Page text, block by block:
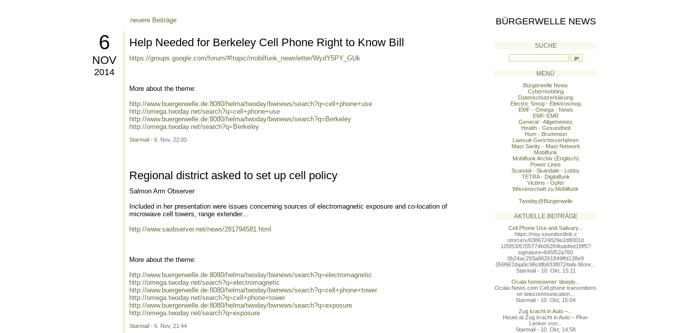
neuere Beiträge
6
NOV
2014
Help Needed for Berkeley Cell Phone Right to Know Bill
https://groups.google.com/forum/#!topic/mobilfunk_newsletter/WydY5PY_GUk
More about the theme:
http://www.buergerwelle.de:8080/helma/twoday/bwnews/search?q=cell+phone+use
http://omega.twoday.net/search?q=cell+phone+use
http://www.buergerwelle.de:8080/helma/twoday/bwnews/search?q=Berkeley
http://omega.twoday.net/search?q=Berkeley
Starmail - 6. Nov, 22:00
Regional district asked to set up cell policy
Salmon Arm Observer
Included in her presentation were issues concerning sources of electromagnetic exposure and co-location of
microwave cell towers, range extender...
http://www.saobserver.net/news/281794581.html
More about the theme:
http://www.buergerwelle.de:8080/helma/twoday/bwnews/search?q=electromagnetic
http://omega.twoday.net/search?q=electromagnetic
http://www.buergerwelle.de:8080/helma/twoday/bwnews/search?q=cell+phone+tower
http://omega.twoday.net/search?q=cell+phone+tower
http://www.buergerwelle.de:8080/helma/twoday/bwnews/search?q=exposure
http://omega.twoday.net/search?q=exposure
Starmail - 6. Nov, 21:44
BÜRGERWELLE NEWS
SUCHE
MENÜ
Bürgerwelle News
Cybermobbing
Datenschutzerklärung
Electric Smog - Elektrosmog
EMF - Omega - News
EMF-EMR
General - Allgemeines
Health - Gesundheit
Hum - Brummton
Lawsuit-Gerichtsverfahren
Mast Sanity - Mast Network
Mobilfunk
Mobilfunk Archiv (Englisch)
Power Lines
Scandal - Skandale - Lobby
TETRA - Digitalfunk
Victims - Opfer
Wissenschaft zu Mobilfunk
Twoday@Bürgerwelle
AKTUELLE BEITRÄGE
Cell Phone Use and Salivary...
https://noy.soundestlink.c
om/ce/v/6386724829e2d8001d
105f53/6705774b06284babfed18ff5?
signature=645f52a760
0b24ac293a86261849ffd138e9
059967daa9c98c8fb933f8724afe More...
Starmail - 10. Okt, 15:11
Ocala homeowner 'deeply...
Ocala-News.com Cell phone transmitters
on telecommunication...
Starmail - 10. Okt, 15:04
Zug kracht in Auto –...
Heute.at Zug kracht in Auto – Pkw-
Lenker von...
Starmail - 10. Okt, 14:58